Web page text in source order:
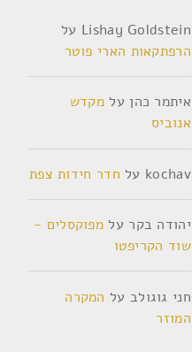
Lishay Goldstein על
הרפתקאות הארי פוטר
איתמר כהן על מקדש
אנוביס
kochav על חדר חידות צפת
יהודה בקר על מפוקסלים -
שוד הקריפטו
חני גוגולב על המקרה
המוזר